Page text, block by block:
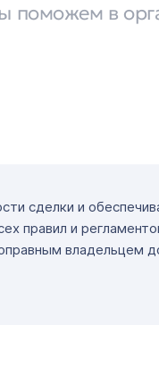
поможем в
сделки и
правил и
владельцем